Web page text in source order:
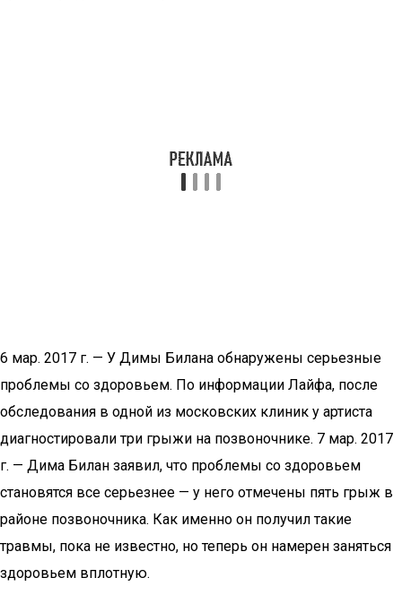
6 мар. 2017 г. — У Димы Билана обнаружены серьезные
проблемы со здоровьем. По информации Лайфа, после
обследования в одной из московских клиник у артиста
диагностировали три грыжи на позвоночнике. 7 мар. 2017
г. — Дима Билан заявил, что проблемы со здоровьем
становятся все серьезнее — у него отмечены пять грыж в
районе позвоночника. Как именно он получил такие
травмы, пока не известно, но теперь он намерен заняться
здоровьем вплотную.